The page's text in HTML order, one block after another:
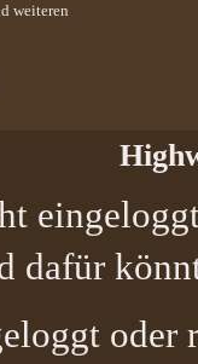
weiteren
dafür
oder